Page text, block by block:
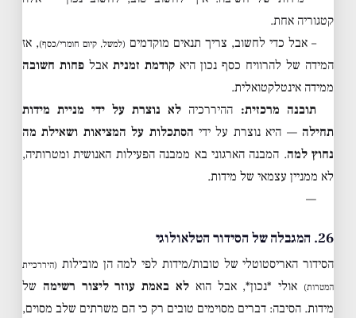
קטגוריה אחת.
– אבל כדי לחשוב, צריך תנאים מוקדמים (למשל, קיום חומרי/כסף), אז
המידה של להרוויח כסף נכון היא קודמת זמנית אבל פחות חשובה
ממידה אינטלקטואלית.
תובנה מרכזית: ההיררכיה לא נוצרת על ידי מניית מידות
תחילה — היא נוצרת על ידי הסתכלות על המציאות ושאילת מה
נחוץ למה. המבנה הארגוני בא ממבנה הפעילות האנושית ומטרותיה,
לא ממניין עצמאי של מידות.
—
26. המגבלה של הסידור הטלאולוגי
הסידור האריסטוטלי של טובות/מידות לפי למה הן מובילות (היררכיית
המטרות) אולי *נכון*, אבל הוא לא באמת עוזר ליצור רשימה של
מידות. הסיבה: דברים מסוימים טובים רק כי הם משרתים שלב מסוים,